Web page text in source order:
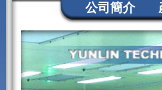
公司簡介